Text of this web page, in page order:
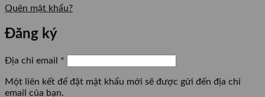
Quên mật khẩu?
Đăng ký
Địa chỉ email *
Một liên kết để đặt mật khẩu mới sẽ được gửi đến địa chỉ
email của bạn.